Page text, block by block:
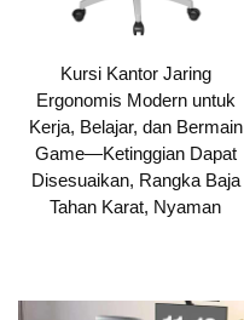
Kursi Kantor Jaring
Ergonomis Modern untuk
Kerja, Belajar, dan Bermain
Game—Ketinggian Dapat
Disesuaikan, Rangka Baja
Tahan Karat, Nyaman